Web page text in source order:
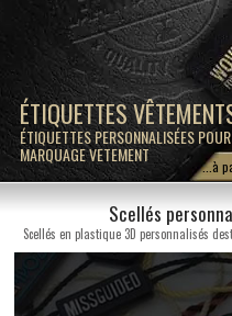
ÉTIQUETTES
ÉTIQUETTES PERSONNALISÉES POUR
MARQUAGE VETEMENT
...à
Scellés
Scellés en plastique 3D personnalisés